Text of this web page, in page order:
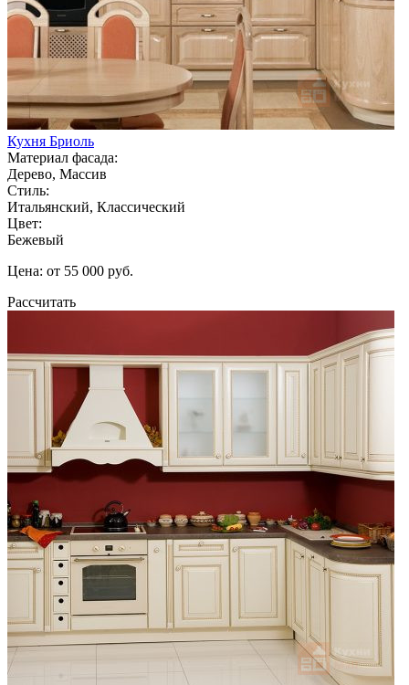
Кухня Бриоль
Материал фасада:
Дерево, Массив
Стиль:
Итальянский, Классический
Цвет:
Бежевый
Цена: от 55 000 руб.
Рассчитать